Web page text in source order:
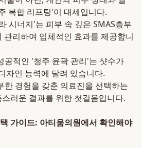
복합 리프팅'이 대세입니다.
시너지'는 피부 속 깊은 SMAS층부
관리하여 입체적인 효과를 제공합니
공적인 '청주 윤곽 관리'는 샷수가
자인 능력에 달려 있습니다.
한 경험을 갖춘 의료진을 선택하는
러운 결과를 위한 첫걸음입니다.
가이드: 아티움의원에서 확인해야